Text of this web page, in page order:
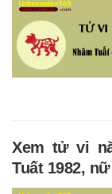
Xem tử vi
Tuất 1982,